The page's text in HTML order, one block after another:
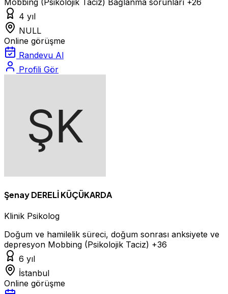
4 yıl
NULL
Online görüşme
Randevu Al
Profili Gör
Şenay DERELİ KÜÇÜKARDA
Klinik Psikolog
Doğum ve hamilelik süreci, doğum sonrası anksiyete ve
depresyon Mobbing (Psikolojik Taciz) +36
6 yıl
İstanbul
Online görüşme